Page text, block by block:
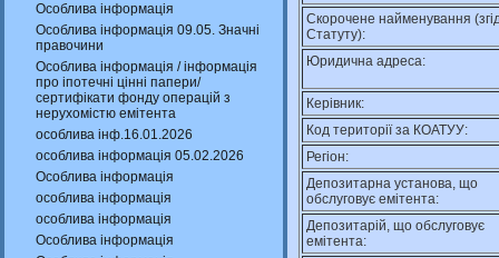
Особлива інформація
Особлива інформація 09.05. Значні
правочини
Особлива інформація / інформація
про іпотечні цінні папери/
сертифікати фонду операцій з
нерухомістю емітента
особлива інф.16.01.2026
особлива інформація 05.02.2026
Особлива інформація
особлива інформація
особлива інформація
Особлива інформація
Скорочене найменування
Статуту):
Юридична адреса:
Керівник:
Код території за КОАТУУ:
Регіон:
Депозитарна установа, що
обслуговує емітента:
Депозитарій, що обслуговує
емітента: